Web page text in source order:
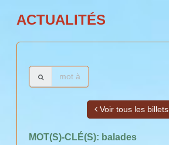
ACTUALITÉS
Voir tous les billets
MOT(S)-CLÉ(S): balades